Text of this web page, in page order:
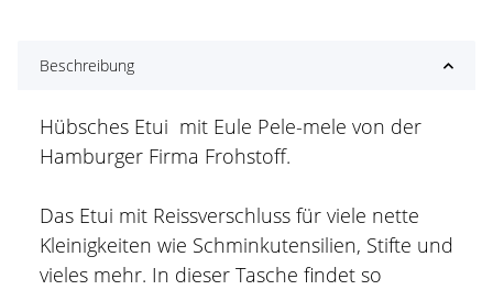
Beschreibung
Hübsches Etui mit Eule Pele-mele von der
Hamburger Firma Frohstoff.
Das Etui mit Reissverschluss für viele nette
Kleinigkeiten wie Schminkutensilien, Stifte und
vieles mehr. In dieser Tasche findet so